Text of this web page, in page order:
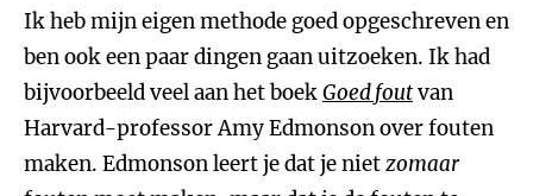
Ik heb mijn eigen methode goed opgeschreven en
ben ook een paar dingen gaan uitzoeken. Ik had
bijvoorbeeld veel aan het boekGoed foutvan
Harvard-professor Amy Edmonson over fouten
maken. Edmonson leert je dat je nietzomaar